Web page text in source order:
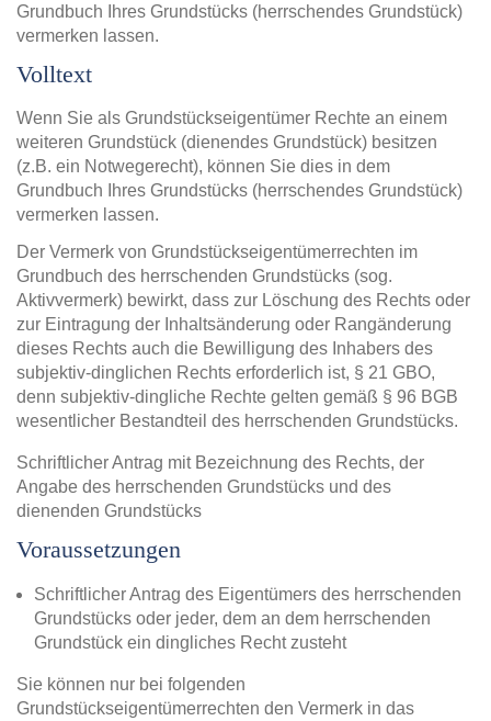
Grundbuch Ihres Grundstücks (herrschendes Grundstück)
vermerken lassen.
Volltext
Wenn Sie als Grundstückseigentümer Rechte an einem
weiteren Grundstück (dienendes Grundstück) besitzen
(z.B. ein Notwegerecht), können Sie dies in dem
Grundbuch Ihres Grundstücks (herrschendes Grundstück)
vermerken lassen.
Der Vermerk von Grundstückseigentümerrechten im
Grundbuch des herrschenden Grundstücks (sog.
Aktivvermerk) bewirkt, dass zur Löschung des Rechts oder
zur Eintragung der Inhaltsänderung oder Rangänderung
dieses Rechts auch die Bewilligung des Inhabers des
subjektiv-dinglichen Rechts erforderlich ist, § 21 GBO,
denn subjektiv-dingliche Rechte gelten gemäß § 96 BGB
wesentlicher Bestandteil des herrschenden Grundstücks.
Schriftlicher Antrag mit Bezeichnung des Rechts, der
Angabe des herrschenden Grundstücks und des
dienenden Grundstücks
Voraussetzungen
Schriftlicher Antrag des Eigentümers des herrschenden
Grundstücks oder jeder, dem an dem herrschenden
Grundstück ein dingliches Recht zusteht
Sie können nur bei folgenden
Grundstückseigentümerrechten den Vermerk in das